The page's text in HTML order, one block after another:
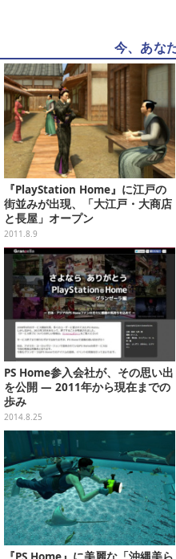
今、あな
『PlayStation Home』に江戸の
街並みが出現、「大江戸・大商店
と長屋」オープン
2011.8.9
PS Home参入会社が、その思い出
を公開 ― 2011年から現在までの
歩み
2014.8.25